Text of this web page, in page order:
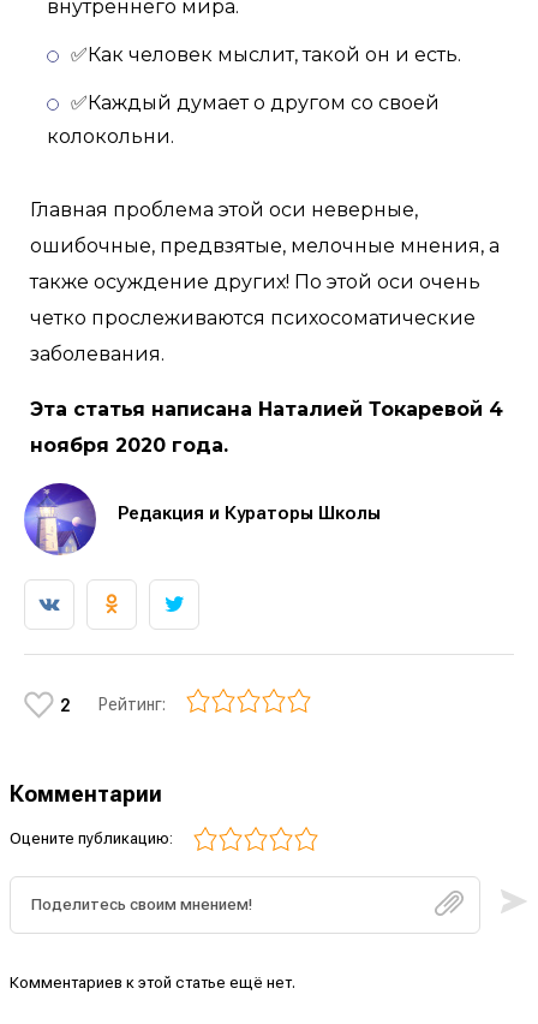
внутреннего мира.
✅Как человек мыслит, такой он и есть.
✅Каждый думает о другом со своей
колокольни.
Главная проблема этой оси неверные,
ошибочные, предвзятые, мелочные мнения, а
также осуждение других! По этой оси очень
четко прослеживаются психосоматические
заболевания.
Эта статья написана Наталией Токаревой 4
ноября 2020 года.
Редакция и Кураторы Школы
2 Рейтинг:
Комментарии
Оцените публикацию:
Комментариев к этой статье ещё нет.